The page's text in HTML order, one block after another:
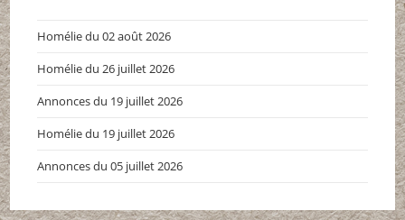
onglet
onglet
onglet
Homélie du 02 août 2026
Homélie du 26 juillet 2026
Annonces du 19 juillet 2026
Homélie du 19 juillet 2026
Annonces du 05 juillet 2026